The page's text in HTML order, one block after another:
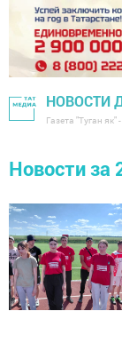
НОВОСТИ
Газета "Туган
Новости за